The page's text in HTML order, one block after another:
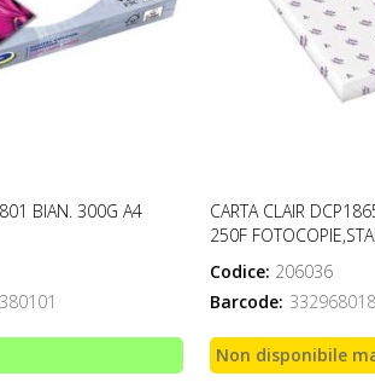
BIAN. 300G A4
CARTA CLAIR
250F
Codice: 206036
Barcode:
Non disponibile